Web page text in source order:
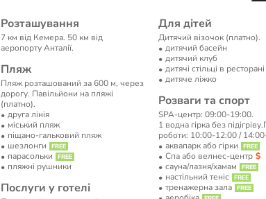
Розташування
7 км від Кемера. 50 км від
аеропорту Анталії.
Пляж
Пляж розташований за 600 м, через
дорогу. Павільйони на пляжі
(платно).
друга лінія
мiський пляж
піщано-гальковий пляж
шезлонги
парасольки
пляжні рушники
Послуги у готелі
Для дітей
Дитячий візочок (платно).
дитячий басейн
дитячий клуб
дитячі стільці в ресторані
дитяче ліжко
Розваги та спорт
SPA-центр: 09:00-19:00.
1 водна гірка без
роботи: 10:00-12:00 /
аквапарк або гірки
Спа або велнес-центр
сауна/лазня/хамам
настільний теніс
тренажерна зала